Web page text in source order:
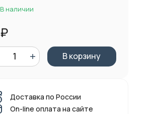
В наличии
₽
В корзину
Доставка по России
On-line оплата на сайте